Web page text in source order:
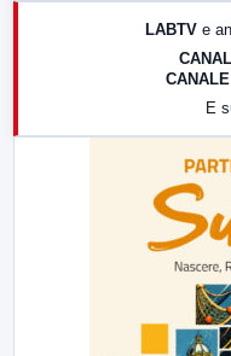
LABTV e
E